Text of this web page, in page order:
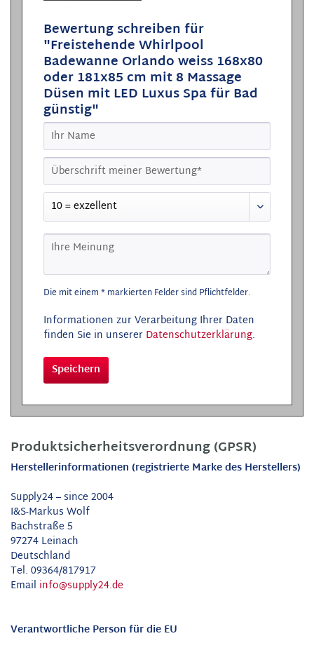
Bewertung schreiben für
"Freistehende Whirlpool
Badewanne Orlando weiss 168x80
oder 181x85 cm mit 8 Massage
Düsen mit LED Luxus Spa für Bad
günstig"
Die mit einem * markierten Felder sind Pflichtfelder.
Informationen zur Verarbeitung Ihrer Daten
finden Sie in unserer Datenschutzerklärung.
Speichern
Produktsicherheitsverordnung (GPSR)
Herstellerinformationen (registrierte Marke des Herstellers)
Supply24 – since 2004
I&S-Markus Wolf
Bachstraße 5
97274 Leinach
Deutschland
Tel. 09364/817917
Email info@supply24.de
Verantwortliche Person für die EU